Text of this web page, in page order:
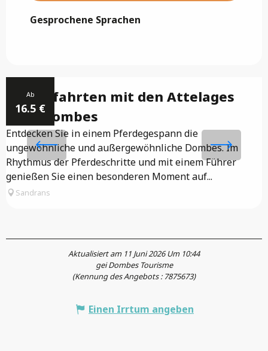
Gesprochene Sprachen
Gesprochene Sprachen
Ab
16.5 €
Kutschfahrten mit den Attelages
de la Dombes
Entdecken Sie in einem Pferdegespann die
ungewöhnliche und außergewöhnliche Dombes. Im
Rhythmus der Pferdeschritte und mit einem Führer
genießen Sie einen besonderen Moment auf...
Sandrans
Aktualisiert am 11 Juni 2026 Um 10:44
gei Dombes Tourisme
(Kennung des Angebots : 7875673)
Einen Irrtum angeben